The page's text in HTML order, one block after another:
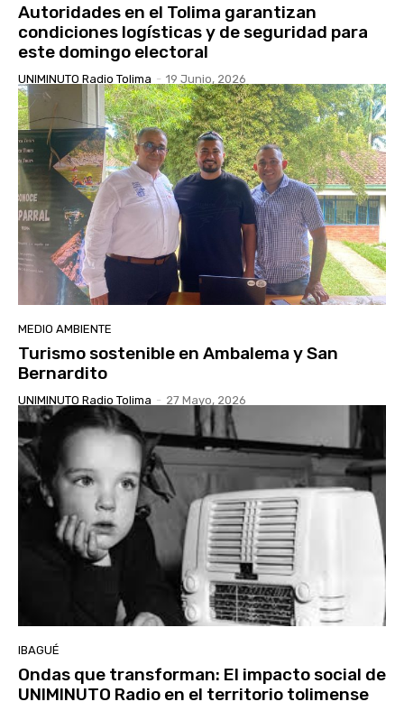
Autoridades en el Tolima garantizan
condiciones logísticas y de seguridad para
este domingo electoral
UNIMINUTO Radio Tolima - 19 Junio, 2026
MEDIO AMBIENTE
Turismo sostenible en Ambalema y San
Bernardito
UNIMINUTO Radio Tolima - 27 Mayo, 2026
IBAGUÉ
Ondas que transforman: El impacto social de
UNIMINUTO Radio en el territorio tolimense